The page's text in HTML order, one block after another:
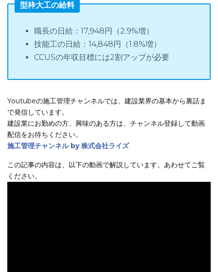
型枠大工の給料
職長の日給：17,948円（2.9%増）
技能工の日給：14,848円（1.8%増）
CCUSの年収目標には2割アップが必要
Youtubeの施工管理チャンネルでは、建設業界の基本から裏話ま
で発信しています。
建設業にお勤めの方、興味のある方は、チャンネル登録して動画
配信をお待ちください。
施工管理チャンネル by 株式会社ライズ
この記事の内容は、以下の動画で解説しています。あわせてご覧
ください。